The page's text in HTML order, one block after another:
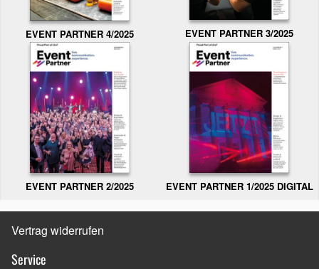
EVENT PARTNER 4/2025 EVENT PARTNER 3/2025
EVENT PARTNER 2/2025 EVENT PARTNER 1/2025 DIGITAL
Vertrag widerrufen
Service